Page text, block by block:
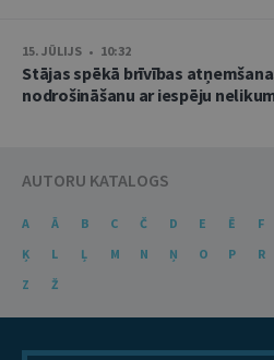
15. JŪLIJS • 10:32
Stājas spēkā brīvības
nodrošināšanu ar iespēju
AUTORU KATALOGS
A Ā B C Č D E Ē F
Ķ
L Ļ M N Ņ O P R
Z
Ž